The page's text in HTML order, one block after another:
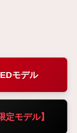
モデル
モデル】